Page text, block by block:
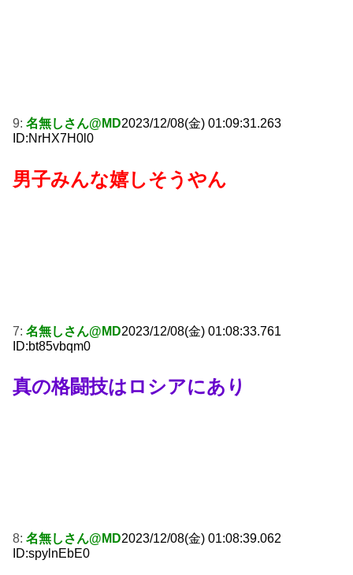
9: 名無しさん@MD2023/12/08(金) 01:09:31.263
ID:NrHX7H0l0
男子みんな嬉しそうやん
7: 名無しさん@MD2023/12/08(金) 01:08:33.761
ID:bt85vbqm0
真の格闘技はロシアにあり
8: 名無しさん@MD2023/12/08(金) 01:08:39.062
ID:spylnEbE0